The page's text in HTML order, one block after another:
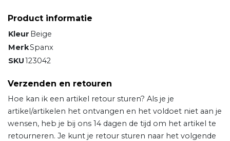
Product informatie
Kleur Beige
MerkSpanx
SKU123042
Verzenden en retouren
Hoe kan ik een artikel retour sturen? Als je je
artikel/artikelen het ontvangen en het voldoet niet aan je
wensen, heb je bij ons 14 dagen de tijd om het artikel te
retourneren. Je kunt je retour sturen naar het volgende